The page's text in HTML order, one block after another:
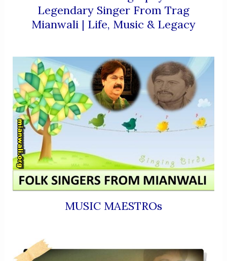
Legendary Singer From Trag
Mianwali | Life, Music & Legacy
MUSIC MAESTROs